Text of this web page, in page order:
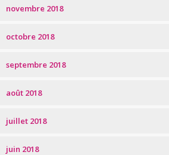
novembre 2018
octobre 2018
septembre 2018
août 2018
juillet 2018
juin 2018